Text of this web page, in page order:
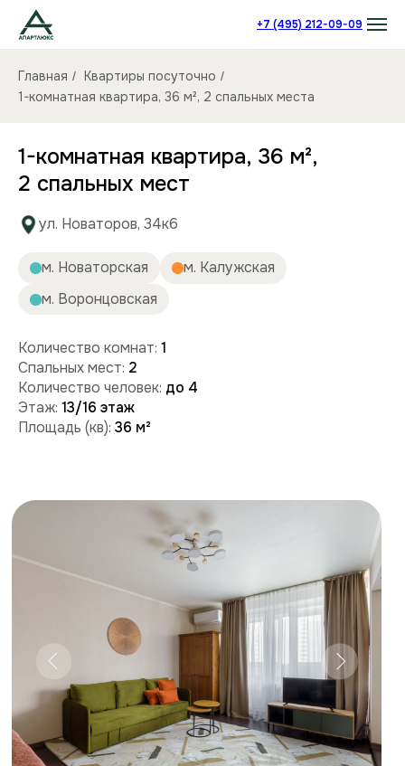
+7 (495) 212-09-09
Главная / Квартиры посуточно /
1-комнатная квартира, 36 м², 2 спальных места
Количество комнат:1
Количество человек:до 4
Этаж:
13/16 этаж
м. Воронцовская
Забронировать
Поможем с бронированием и ответим на вопросы:
+7 (909) 989-77-88
+7 (495) 212-09-09